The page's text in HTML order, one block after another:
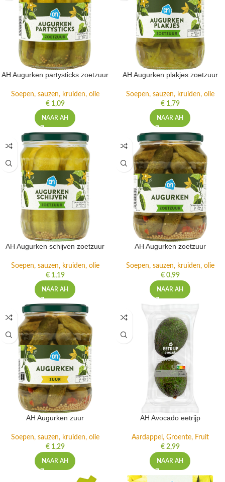
AH Augurken partysticks zoetzuur
Soepen, sauzen, kruiden, olie
€1,09
NAAR AH
AH Augurken plakjes zoetzuur
Soepen, sauzen, kruiden, olie
€1,79
NAAR AH
AH Augurken schijven zoetzuur
Soepen, sauzen, kruiden, olie
€1,19
NAAR AH
AH Augurken zoetzuur
Soepen, sauzen, kruiden, olie
€0,99
NAAR AH
AH Augurken zuur
Soepen, sauzen, kruiden, olie
€1,29
NAAR AH
AH Avocado eetrijp
Aardappel, Groente, Fruit
€2,99
NAAR AH